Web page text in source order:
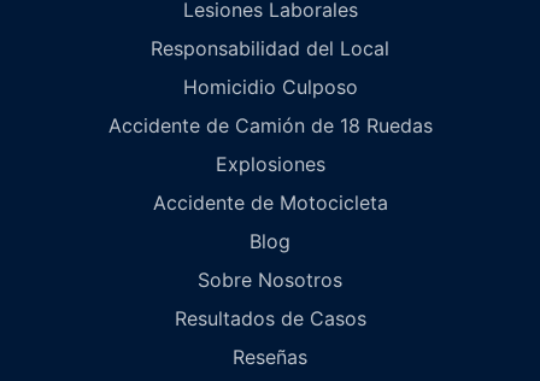
Lesiones Laborales
Responsabilidad del Local
Homicidio Culposo
Accidente de Camión de 18 Ruedas
Explosiones
Accidente de Motocicleta
Blog
Sobre Nosotros
Resultados de Casos
Reseñas